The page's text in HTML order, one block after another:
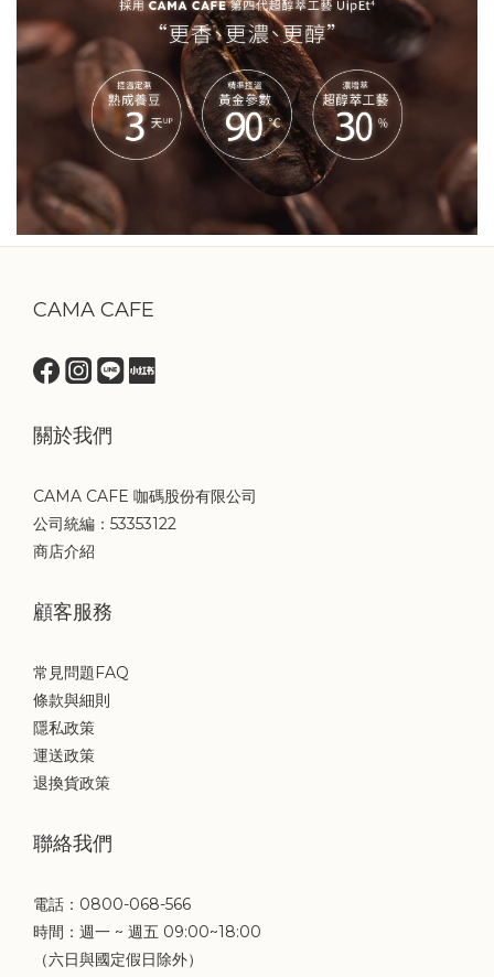
CAMA CAFE
關於我們
CAMA CAFE 咖碼股份有限公司
公司統編：53353122
商店介紹
顧客服務
常見問題FAQ
條款與細則
隱私政策
運送政策
退換貨政策
聯絡我們
電話：0800-068-566
時間：週一 ~ 週五 09:00~18:00
（六日與國定假日除外）